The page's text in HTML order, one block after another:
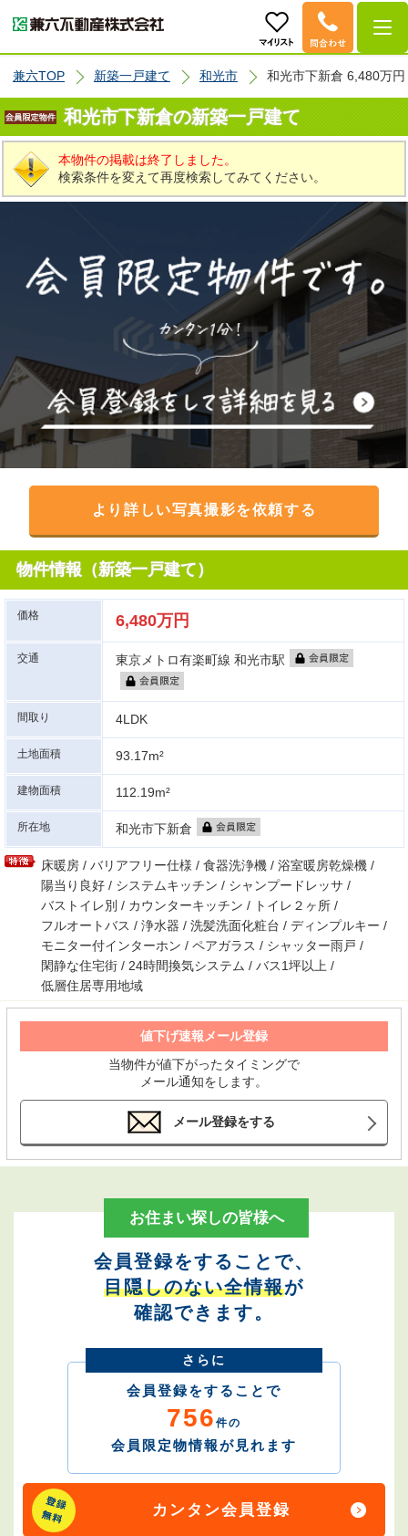
兼六TOP 新築一戸建て 和光市 和光市下新倉 6,480万円
和光市下新倉の新築一戸建て
本物件の掲載は終了しました。
検索条件を変えて再度検索してみてください。
より詳しい写真撮影を依頼する
物件情報（新築一戸建て）
価格 6,480万円
交通 東京メトロ有楽町線 和光市駅
間取り 4LDK
土地面積 93.17m²
建物面積 112.19m²
所在地 和光市下新倉
床暖房 / バリアフリー仕様 / 食器洗浄機 / 浴室暖房乾燥機 /
陽当り良好 / システムキッチン / シャンプードレッサ /
バストイレ別 / カウンターキッチン / トイレ２ヶ所 /
フルオートバス / 浄水器 / 洗髪洗面化粧台 / ディンプルキー /
モニター付インターホン / ペアガラス / シャッター雨戸 /
閑静な住宅街 / 24時間換気システム / バス1坪以上 /
低層住居専用地域
値下げ速報メール登録
当物件が値下がったタイミングで
メール通知をします。
メール登録をする
お住まい探しの皆様へ
会員登録をすることで、
目隠しのない全情報が
確認できます。
さらに
会員登録をすることで
756 件の
会員限定物情報が見れます
カンタン会員登録